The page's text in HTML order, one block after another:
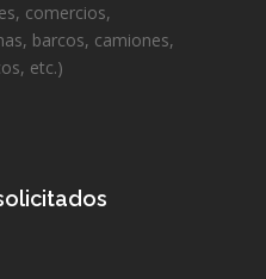
comercios,
barcos, camiones,
etc.)